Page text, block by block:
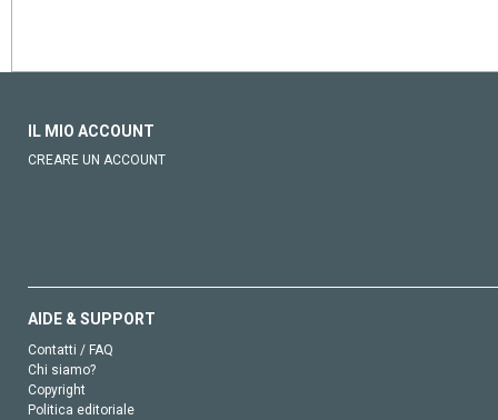
IL MIO ACCOUNT
CREARE UN ACCOUNT
AIDE & SUPPORT
Contatti / FAQ
Chi siamo?
Copyright
Politica editoriale